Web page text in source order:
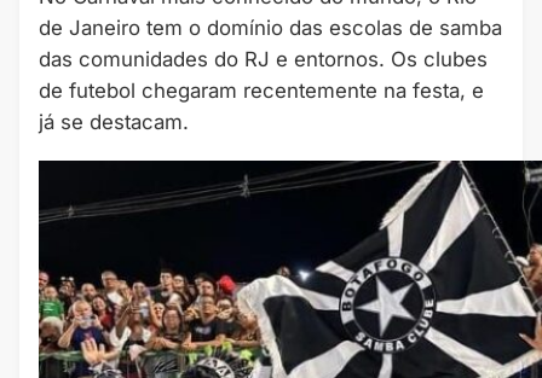
de Janeiro tem o domínio das escolas de samba
das comunidades do RJ e entornos. Os clubes
de futebol chegaram recentemente na festa, e
já se destacam.